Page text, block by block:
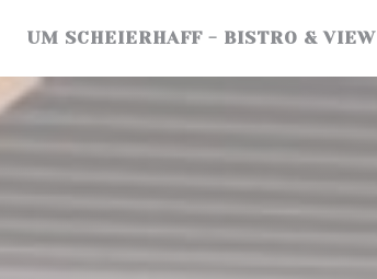
UM SCHEIERHAFF - BISTRO & VIEW